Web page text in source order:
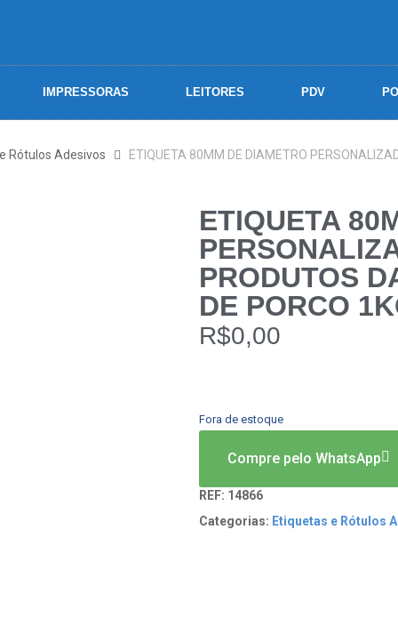
IMPRESSORAS LEITORES PDV
Rótulos Adesivos ETIQUETA 80MM DE DIAMETRO
ETIQUETA
PRODUTOS
DE PORCO
R$0,00
Fora de estoque
Compre pelo WhatsApp
REF: 14866
Categorias: Etiquetas e Rótulos